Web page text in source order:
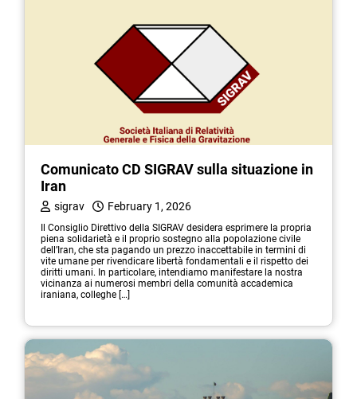
Comunicato CD SIGRAV sulla situazione in
Iran
sigrav February 1, 2026
Il Consiglio Direttivo della SIGRAV desidera esprimere la propria
piena solidarietà e il proprio sostegno alla popolazione civile
dell’Iran, che sta pagando un prezzo inaccettabile in termini di
vite umane per rivendicare libertà fondamentali e il rispetto dei
diritti umani. In particolare, intendiamo manifestare la nostra
vicinanza ai numerosi membri della comunità accademica
iraniana, colleghe […]